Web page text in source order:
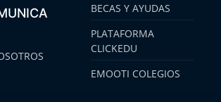
BECAS Y AYUDAS
PLATAFORMA
CLICKEDU
EMOOTI COLEGIOS